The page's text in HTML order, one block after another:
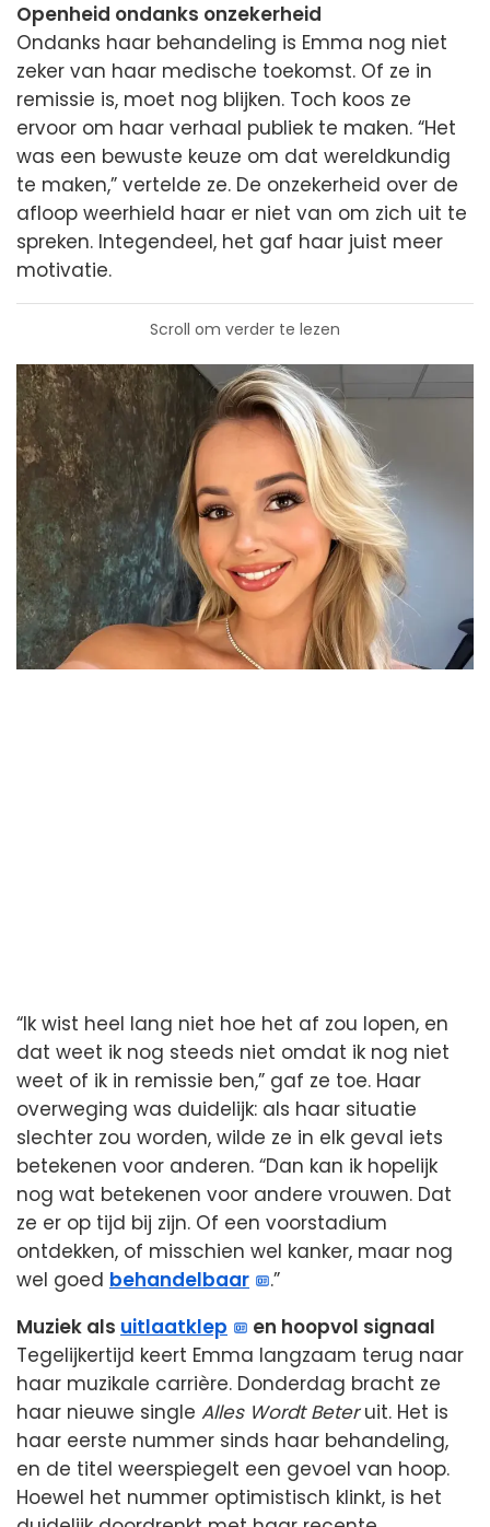
Openheid ondanks onzekerheid
Ondanks haar behandeling is Emma nog niet
zeker van haar medische toekomst. Of ze in
remissie is, moet nog blijken. Toch koos ze
ervoor om haar verhaal publiek te maken. “Het
was een bewuste keuze om dat wereldkundig
te maken,” vertelde ze. De onzekerheid over de
afloop weerhield haar er niet van om zich uit te
spreken. Integendeel, het gaf haar juist meer
motivatie.
Scroll om verder te lezen
“Ik wist heel lang niet hoe het af zou lopen, en
dat weet ik nog steeds niet omdat ik nog niet
weet of ik in remissie ben,” gaf ze toe. Haar
overweging was duidelijk: als haar situatie
slechter zou worden, wilde ze in elk geval iets
betekenen voor anderen. “Dan kan ik hopelijk
nog wat betekenen voor andere vrouwen. Dat
ze er op tijd bij zijn. Of een voorstadium
ontdekken, of misschien wel kanker, maar nog
wel goed behandelbaar
.”
Muziek als uitlaatklep
en hoopvol signaal
Tegelijkertijd keert Emma langzaam terug naar
haar muzikale carrière. Donderdag bracht ze
haar nieuwe single Alles Wordt Beteruit. Het is
haar eerste nummer sinds haar behandeling,
en de titel weerspiegelt een gevoel van hoop.
Hoewel het nummer optimistisch klinkt, is het